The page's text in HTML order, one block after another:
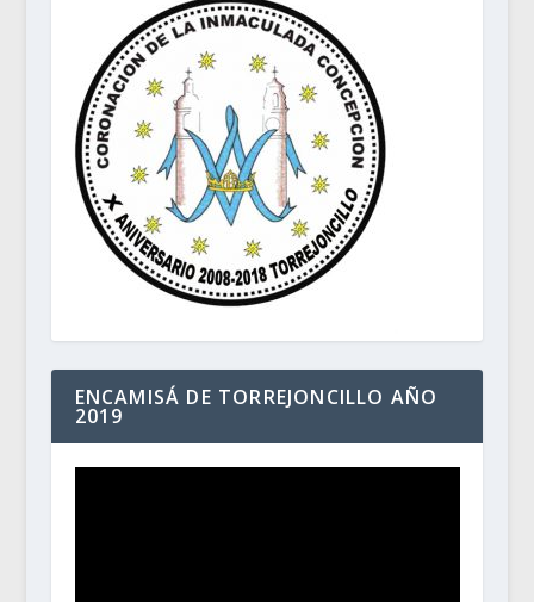
ENCAMISÁ DE TORREJONCILLO AÑO
2019